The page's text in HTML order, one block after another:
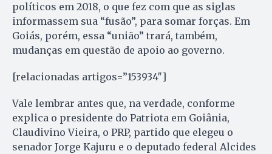
políticos em 2018, o que fez com que as siglas
informassem sua “fusão”, para somar forças. Em
Goiás, porém, essa “união” trará, também,
mudanças em questão de apoio ao governo.
[relacionadas artigos=”153934″]
Vale lembrar antes que, na verdade, conforme
explica o presidente do Patriota em Goiânia,
Claudivino Vieira, o PRP, partido que elegeu o
senador Jorge Kajuru e o deputado federal Alcides